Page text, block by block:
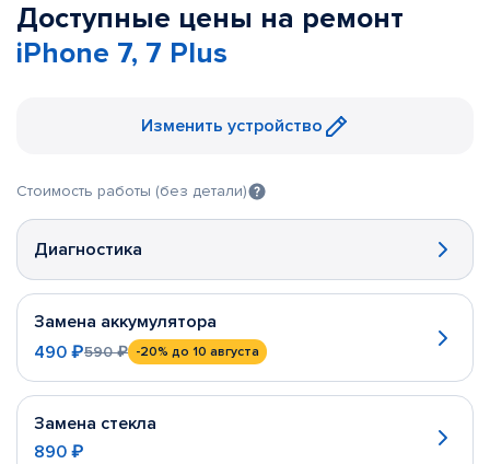
Доступные цены на ремонт
iPhone 7, 7 Plus
Изменить устройство
Стоимость работы (без детали)
Диагностика
Замена аккумулятора
490 ₽590 ₽ -20% до 10 августа
Замена стекла
890 ₽